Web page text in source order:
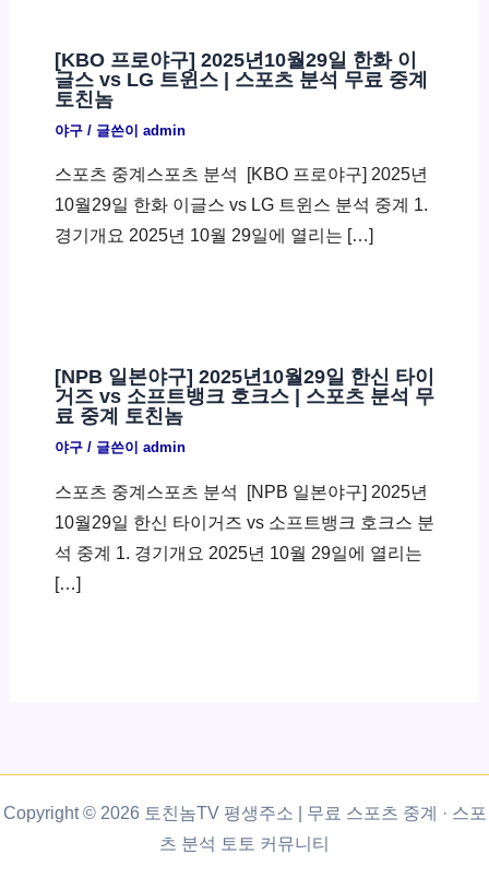
[KBO 프로야구] 2025년10월29일 한화 이
글스 vs LG 트윈스 | 스포츠 분석 무료 중계
토친놈
야구/ 글쓴이 admin
스포츠 중계스포츠 분석 ​ [KBO 프로야구] 2025년
10월29일 한화 이글스 vs LG 트윈스 분석 중계 1.
경기개요 2025년 10월 29일에 열리는 […]
[NPB 일본야구] 2025년10월29일 한신 타이
거즈 vs 소프트뱅크 호크스 | 스포츠 분석 무
료 중계 토친놈
야구/ 글쓴이 admin
스포츠 중계스포츠 분석 ​ [NPB 일본야구] 2025년
10월29일 한신 타이거즈 vs 소프트뱅크 호크스 분
석 중계 1. 경기개요 2025년 10월 29일에 열리는
[…]
Copyright © 2026 토친놈TV 평생주소 | 무료 스포츠 중계 · 스포
츠 분석 토토 커뮤니티